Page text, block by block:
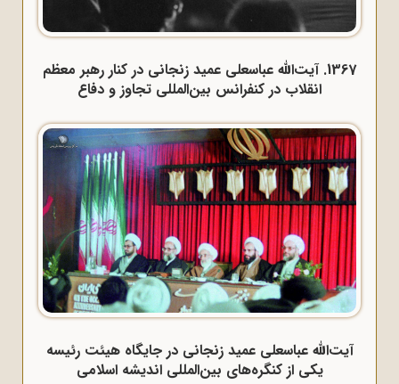
1367. آیت‌الله عباسعلی عمید زنجانی در کنار رهبر معظم
انقلاب در کنفرانس بین‌المللی تجاوز و دفاع
آیت‌الله عباسعلی عمید زنجانی در جایگاه هیئت رئیسه
یکی از کنگره‌های بین‌المللی اندیشه اسلامی